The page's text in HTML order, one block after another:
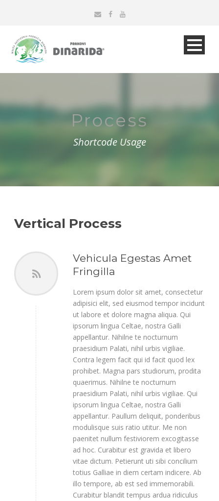
Process
Shortcode Usage
Vertical Process
Vehicula Egestas Amet
Fringilla
Lorem ipsum dolor sit amet, consectetur
adipisici elit, sed eiusmod tempor incidunt
ut labore et dolore magna aliqua. Qui
ipsorum lingua Celtae, nostra Galli
appellantur. Nihilne te nocturnum
praesidium Palati, nihil urbis vigiliae.
Contra legem facit qui id facit quod lex
prohibet. Magna pars studiorum, prodita
quaerimus. Nihilne te nocturnum
praesidium Palati, nihil urbis vigiliae. Qui
ipsorum lingua Celtae, nostra Galli
appellantur. Paullum deliquit, ponderibus
modulisque suis ratio utitur. Me non
paenitet nullum festiviorem excogitasse
ad hoc. Curabitur est gravida et libero
vitae dictum. Petierunt uti sibi concilium
totius Galliae in diem certam indicere. Ab
illo tempore, ab est sed immemorabili.
Curabitur blandit tempus ardua ridiculus